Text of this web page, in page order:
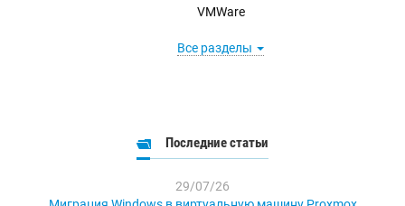
VMWare
Все разделы
Последние статьи
29/07/26